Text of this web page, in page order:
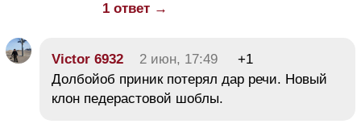
1 ответ →
Victor 6932 2 июн, 17:49
+1
Долбойоб приник потерял дар речи. Новый
клон педерастовой шоблы.